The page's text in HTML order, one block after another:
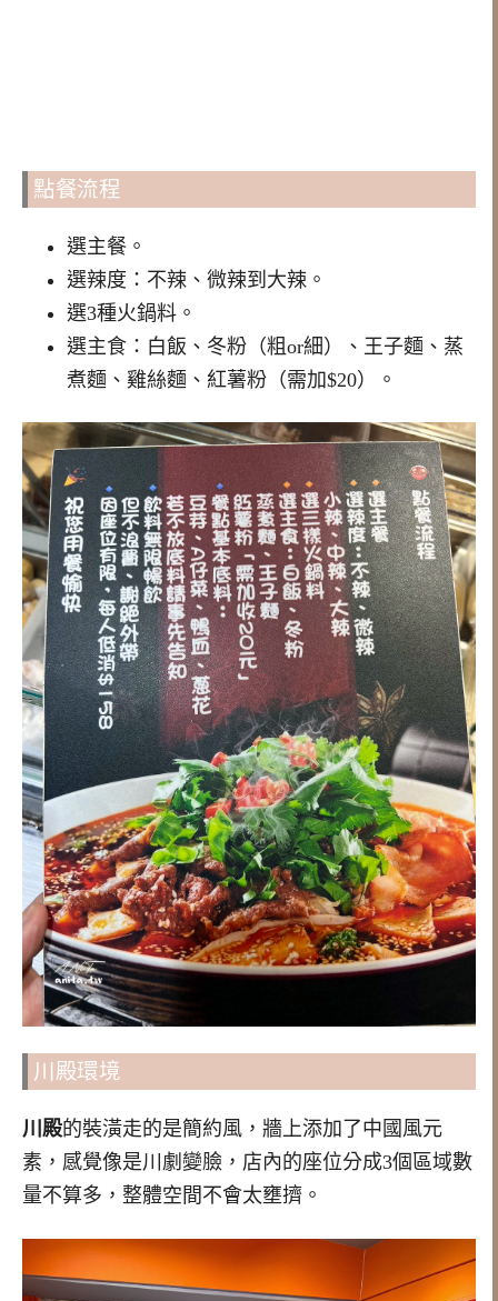
點餐流程
選主餐。
選辣度：不辣、微辣到大辣。
選3種火鍋料。
選主食：白飯、冬粉（粗or細）、王子麵、蒸
煮麵、雞絲麵、紅薯粉（需加$20）。
川殿環境
川殿的裝潢走的是簡約風，牆上添加了中國風元
素，感覺像是川劇變臉，店內的座位分成3個區域數
量不算多，整體空間不會太壅擠。